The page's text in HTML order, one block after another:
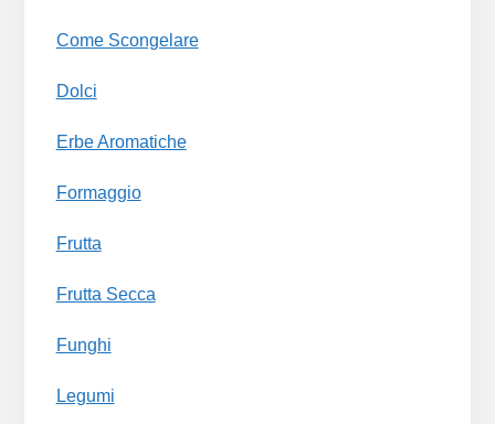
Come Scongelare
Dolci
Erbe Aromatiche
Formaggio
Frutta
Frutta Secca
Funghi
Legumi